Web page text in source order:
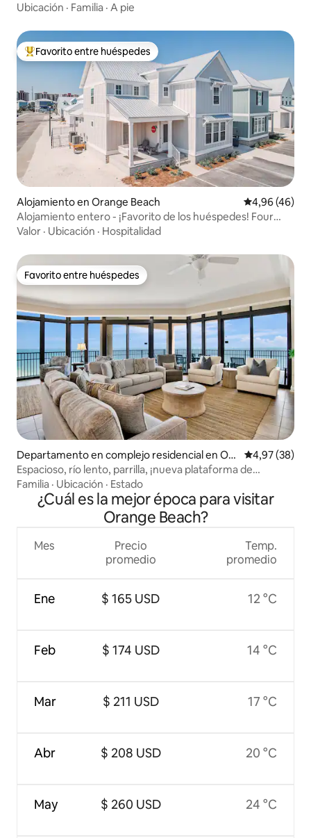
Ubicación · Familia · A pie
Favorito entre los huéspedes más destacados
Favorito entre huéspedes
Alojamiento en Orange Beach Calificación
4,96 (46)
Alojamiento entero - ¡Favorito de los huéspedes! Four
Little Starfish
Valor · Ubicación · Hospitalidad
Favorito entre huéspedes
Favorito entre huéspedes
Departamento en complejo residencial en Ora
nge Beach
Calificación
4,97 (38)
Espacioso, río lento, parrilla, ¡nueva plataforma de
chapoteo!
Familia · Ubicación · Estado
¿Cuál es la mejor época para visitar
Orange Beach?
Mes
Ene
Feb
Mar
Abr
May
Precio
promedio
$ 165 USD
$ 174 USD
$ 211 USD
$ 208 USD
$ 260 USD
Temp.
promedio
12 °C
14 °C
17 °C
20 °C
24 °C